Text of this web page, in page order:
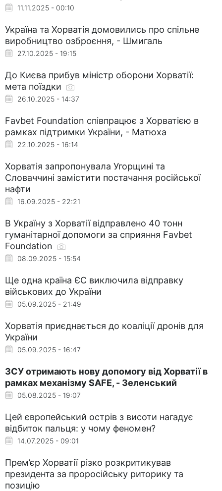
11.11.2025 - 00:10
Україна та Хорватія домовились про спільне
виробництво озброєння, - Шмигаль
27.10.2025 - 19:15
До Києва прибув міністр оборони Хорватії:
мета поїздки
26.10.2025 - 14:37
Favbet Foundation співпрацює з Хорватією в
рамках підтримки України, - Матюха
22.10.2025 - 16:14
Хорватія запропонувала Угорщині та
Словаччині замістити постачання російської
нафти
16.09.2025 - 22:21
В Україну з Хорватії відправлено 40 тонн
гуманітарної допомоги за сприяння Favbet
Foundation
08.09.2025 - 15:54
Ще одна країна ЄС виключила відправку
військових до України
05.09.2025 - 21:49
Хорватія приєднається до коаліції дронів для
України
05.09.2025 - 16:47
ЗСУ отримають нову допомогу від Хорватії в
рамках механізму SAFE, - Зеленський
05.08.2025 - 19:07
Цей європейський острів з висоти нагадує
відбиток пальця: у чому феномен?
14.07.2025 - 09:01
Прем’єр Хорватії різко розкритикував
президента за проросійську риторику та
позицію